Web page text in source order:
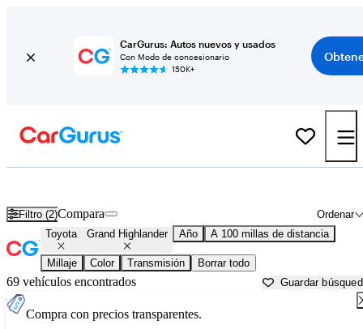
CarGurus: Autos nuevos y usados
Con Modo de concesionario
150K+
Filtro (2) Ordenar
Compara
Toyota Grand Highlander Año A 100 millas de distancia
Millaje Color Transmisión Borrar todo
69 vehículos encontrados Guardar
Compra con precios transparentes.